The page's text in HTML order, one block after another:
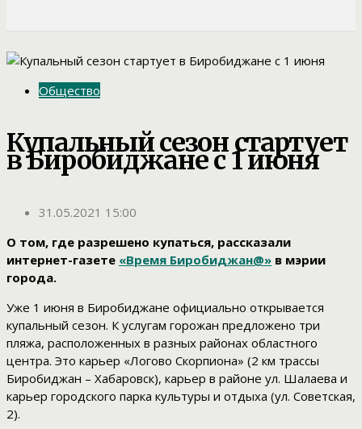
Общество
Купальный сезон стартует
в Биробиджане с 1 июня
31.05.2021 15:00
О том, где разрешено купаться, рассказали
интернет-газете «Время Биробиджан@» в мэрии
города.
Уже 1 июня в Биробиджане официально открывается
купальный сезон. К услугам горожан предложено три
пляжа, расположенных в разных районах областного
центра. Это карьер «Логово Скорпиона» (2 км трассы
Биробиджан – Хабаровск), карьер в районе ул. Шалаева и
карьер городского парка культуры и отдыха (ул. Советская,
2).